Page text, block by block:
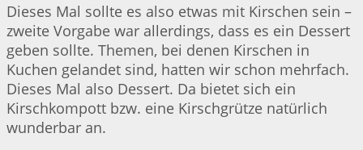
Dieses Mal sollte es also etwas mit Kirschen sein –
zweite Vorgabe war allerdings, dass es ein Dessert
geben sollte. Themen, bei denen Kirschen in
Kuchen gelandet sind, hatten wir schon mehrfach.
Dieses Mal also Dessert. Da bietet sich ein
Kirschkompott bzw. eine Kirschgrütze natürlich
wunderbar an.